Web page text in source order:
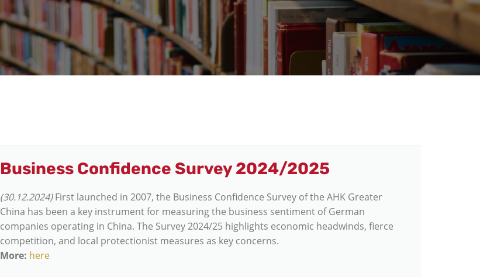
Business Confidence Survey 2024/2025
(30.12.2024)First launched in 2007, the Business Confidence Survey of the AHK Greater
China has been a key instrument for measuring the business sentiment of German
companies operating in China. The Survey 2024/25 highlights economic headwinds, fierce
competition, and local protectionist measures as key concerns.
More: here